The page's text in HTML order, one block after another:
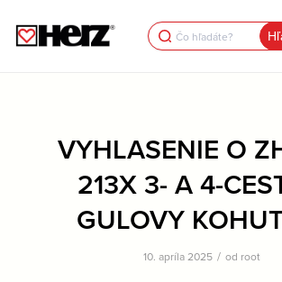
Search
for:
VYHLASENIE O
213X 3- A 4-
GULOVY
10. apríla 2025 / od root